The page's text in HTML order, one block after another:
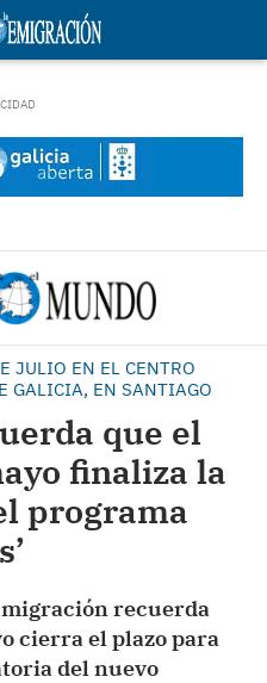
JULIO EN EL CENTRO
GALICIA, EN SANTIAGO
que el
finaliza la
programa
recuerda
cierra el plazo para
del nuevo